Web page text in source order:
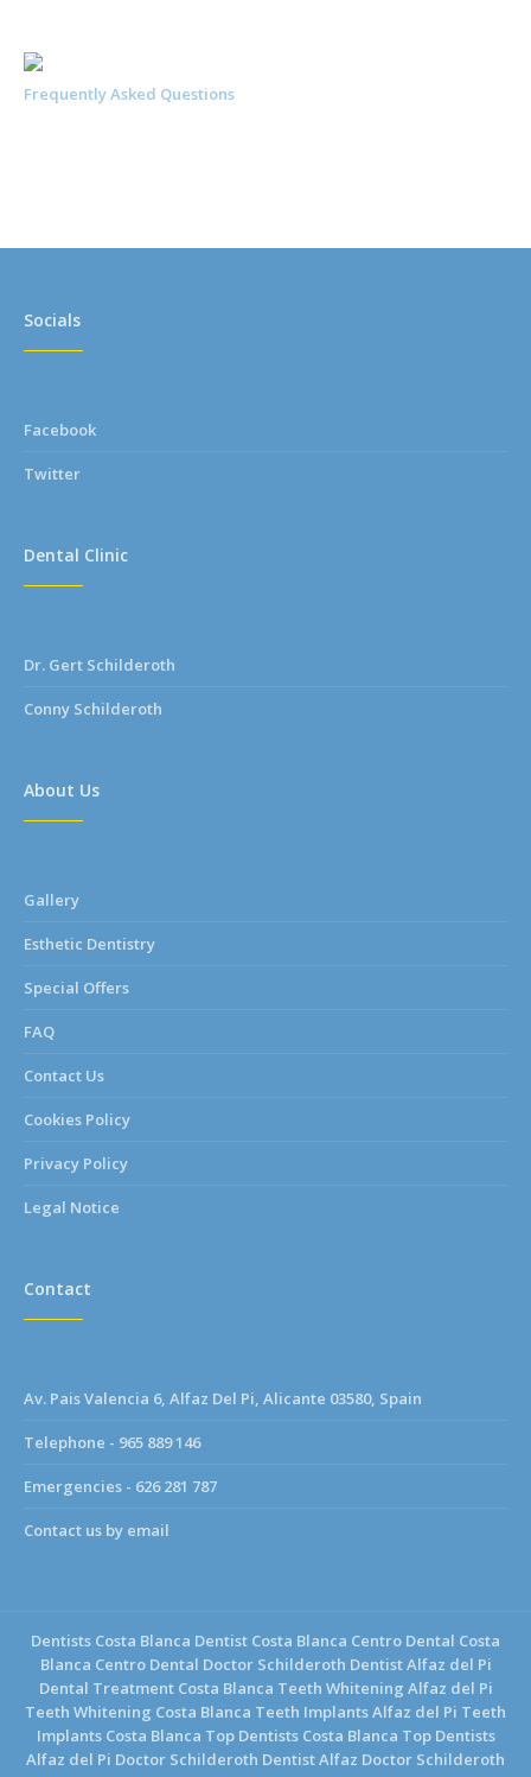
Frequently Asked Questions
Socials
Facebook
Twitter
Dental Clinic
Dr. Gert Schilderoth
Conny Schilderoth
About Us
Gallery
Esthetic Dentistry
Special Offers
FAQ
Contact Us
Cookies Policy
Privacy Policy
Legal Notice
Contact
Av. Pais Valencia 6, Alfaz Del Pi, Alicante 03580, Spain
Telephone - 965 889 146
Emergencies - 626 281 787
Contact us by email
Dentists Costa Blanca Dentist Costa Blanca Centro Dental Costa
Blanca Centro Dental Doctor Schilderoth Dentist Alfaz del Pi
Dental Treatment Costa Blanca Teeth Whitening Alfaz del Pi
Teeth Whitening Costa Blanca Teeth Implants Alfaz del Pi Teeth
Implants Costa Blanca Top Dentists Costa Blanca Top Dentists
Alfaz del Pi Doctor Schilderoth Dentist Alfaz Doctor Schilderoth